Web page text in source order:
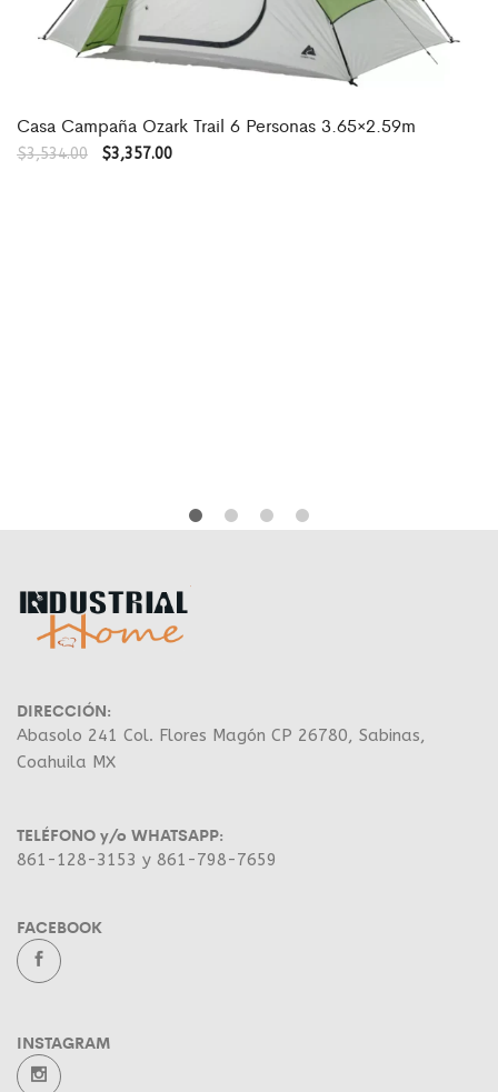
Casa Campaña Ozark Trail 6 Personas 3.65×2.59m
$3,534.00 $3,357.00
DIRECCIÓN:
Abasolo 241 Col. Flores Magón CP 26780, Sabinas,
Coahuila MX
TELÉFONO y/o WHATSAPP:
861-128-3153 y 861-798-7659
FACEBOOK
INSTAGRAM